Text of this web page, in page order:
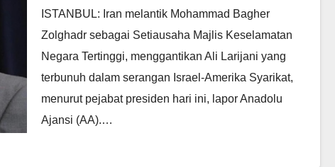
ISTANBUL: Iran melantik Mohammad Bagher
Zolghadr sebagai Setiausaha Majlis Keselamatan
Negara Tertinggi, menggantikan Ali Larijani yang
terbunuh dalam serangan Israel-Amerika Syarikat,
menurut pejabat presiden hari ini, lapor Anadolu
Ajansi (AA).…